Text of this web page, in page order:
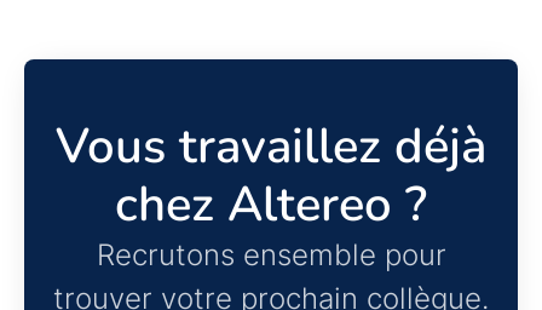
Vous travaillez déjà
chez Altereo ?
Recrutons ensemble pour
trouver votre prochain collègue.